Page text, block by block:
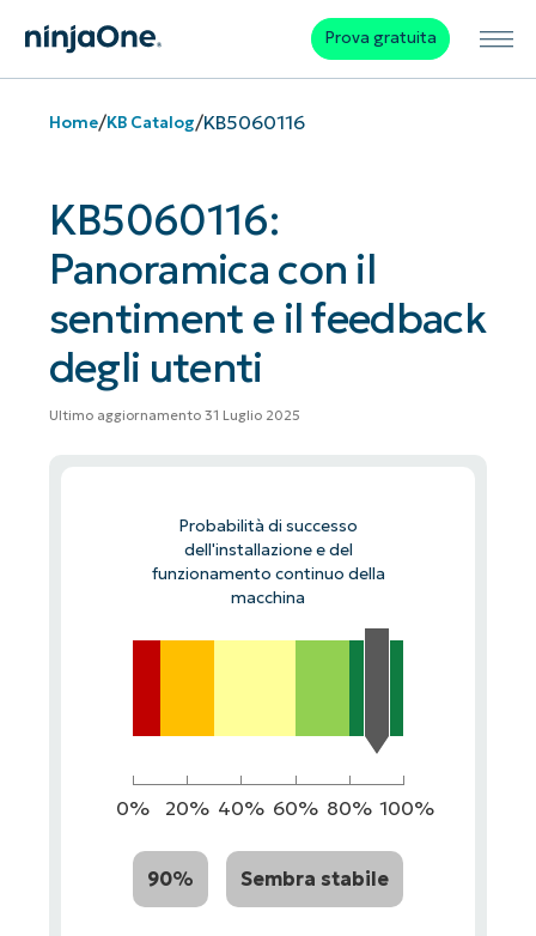
Prova gratuita
Home/KB Catalog/KB5060116
KB5060116:
Panoramica con il
sentiment e il feedback
degli utenti
Ultimo aggiornamento 31 Luglio 2025
Probabilità di successo
dell'installazione e del
funzionamento continuo della
macchina
0% 20% 40% 60% 80% 100%
90% Sembra stabile